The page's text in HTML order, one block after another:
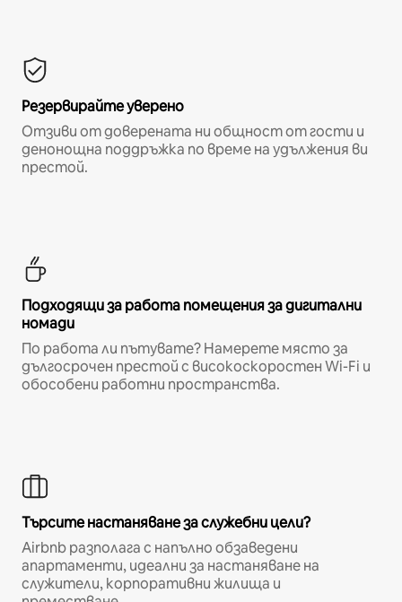
Резервирайте уверено
Отзиви от доверената ни общност от гости и
денонощна поддръжка по време на удължения ви
престой.
Подходящи за работа помещения за дигитални
номади
По работа ли пътувате? Намерете място за
дългосрочен престой с високоскоростен Wi-Fi и
обособени работни пространства.
Търсите настаняване за служебни цели?
Airbnb разполага с напълно обзаведени
апартаменти, идеални за настаняване на
служители, корпоративни жилища и